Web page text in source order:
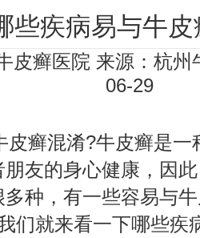
些疾病易与牛
皮癣医院 来源：杭州
06-29
皮癣混淆?牛皮癣是
友的身心健康，因
种，有一些容易与
们就来看一下哪些疾